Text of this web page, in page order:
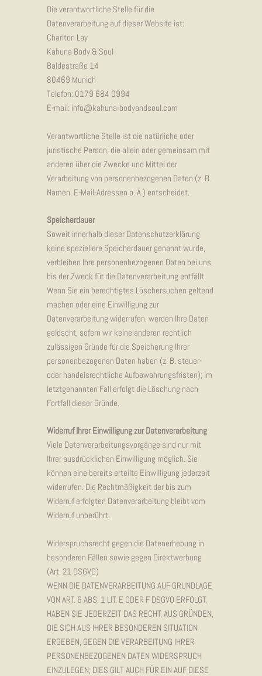
Die verantwortliche Stelle für die
Datenverarbeitung auf dieser Website ist:
Charlton Lay
Kahuna Body & Soul
Baldestraße 14
80469 Munich
Telefon: 0179 684 0994
E-mail: info@kahuna-bodyandsoul.com
Verantwortliche Stelle ist die natürliche oder
juristische Person, die allein oder gemeinsam mit
anderen über die Zwecke und Mittel der
Verarbeitung von personenbezogenen Daten (z. B.
Namen, E-Mail-Adressen o. Ä.) entscheidet.
Speicherdauer
Soweit innerhalb dieser Datenschutzerklärung
keine speziellere Speicherdauer genannt wurde,
verbleiben Ihre personenbezogenen Daten bei uns,
bis der Zweck für die Datenverarbeitung entfällt.
Wenn Sie ein berechtigtes Löschersuchen geltend
machen oder eine Einwilligung zur
Datenverarbeitung widerrufen, werden Ihre Daten
gelöscht, sofern wir keine anderen rechtlich
zulässigen Gründe für die Speicherung Ihrer
personenbezogenen Daten haben (z. B. steuer-
oder handelsrechtliche Aufbewahrungsfristen); im
letztgenannten Fall erfolgt die Löschung nach
Fortfall dieser Gründe.
Widerruf Ihrer Einwilligung zur Datenverarbeitung
Viele Datenverarbeitungsvorgänge sind nur mit
Ihrer ausdrücklichen Einwilligung möglich. Sie
können eine bereits erteilte Einwilligung jederzeit
widerrufen. Die Rechtmäßigkeit der bis zum
Widerruf erfolgten Datenverarbeitung bleibt vom
Widerruf unberührt.
Widerspruchsrecht gegen die Datenerhebung in
besonderen Fällen sowie gegen Direktwerbung
(Art. 21 DSGVO)
WENN DIE DATENVERARBEITUNG AUF GRUNDLAGE
VON ART. 6 ABS. 1 LIT. E ODER F DSGVO ERFOLGT,
HABEN SIE JEDERZEIT DAS RECHT, AUS GRÜNDEN,
DIE SICH AUS IHRER BESONDEREN SITUATION
ERGEBEN, GEGEN DIE VERARBEITUNG IHRER
PERSONENBEZOGENEN DATEN WIDERSPRUCH
EINZULEGEN; DIES GILT AUCH FÜR EIN AUF DIESE